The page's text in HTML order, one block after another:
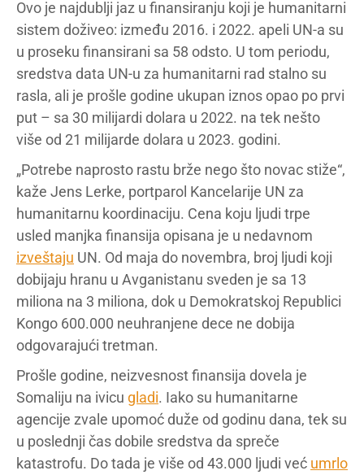
Ovo je najdublji jaz u finansiranju koji je humanitarni
sistem doživeo: između 2016. i 2022. apeli UN-a su
u proseku finansirani sa 58 odsto. U tom periodu,
sredstva data UN-u za humanitarni rad stalno su
rasla, ali je prošle godine ukupan iznos opao po prvi
put – sa 30 milijardi dolara u 2022. na tek nešto
više od 21 milijarde dolara u 2023. godini.
„Potrebe naprosto rastu brže nego što novac stiže“,
kaže Jens Lerke, portparol Kancelarije UN za
humanitarnu koordinaciju. Cena koju ljudi trpe
usled manjka finansija opisana je u nedavnom
izveštaju UN. Od maja do novembra, broj ljudi koji
dobijaju hranu u Avganistanu sveden je sa 13
miliona na 3 miliona, dok u Demokratskoj Republici
Kongo 600.000 neuhranjene dece ne dobija
odgovarajući tretman.
Prošle godine, neizvesnost finansija dovela je
Somaliju na ivicu gladi. Iako su humanitarne
agencije zvale upomoć duže od godinu dana, tek su
u poslednji čas dobile sredstva da spreče
katastrofu. Do tada je više od 43.000 ljudi već umrlo